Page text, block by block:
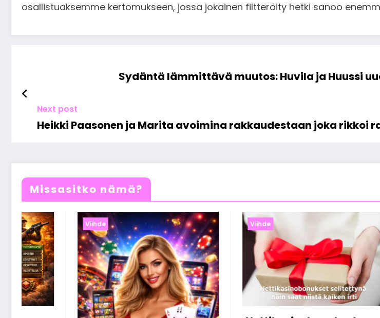
osallistuaksemme kertomukseen, jossa jokainen filtteröity hetki sanoo
Sydäntä lämmittävä muutos: Huvila ja Huussi
Next post
Heikki Paasonen ja Marita avoimina rakkaudestaan joka rikkoi
Missasitko nämä?
Viihde Viihde